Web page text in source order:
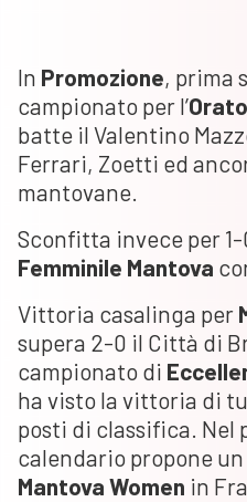
In Promozione, prima
campionato per l’
batte il Valentino
Ferrari, Zoetti ed
mantovane.
Sconfitta invece per 1-
Femminile Mantova
Vittoria casalinga per
supera 2-0 il Città di
campionato di
ha visto la vittoria di
posti di classifica. Nel
calendario propone
Mantova Women in